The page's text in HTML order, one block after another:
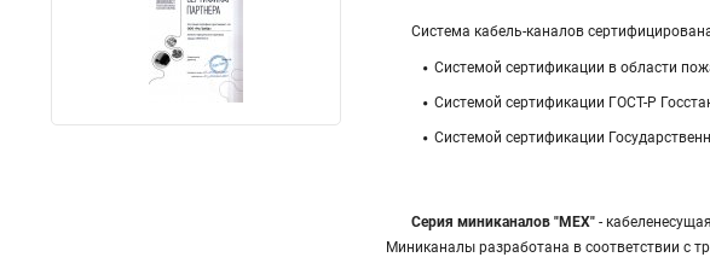
Система кабель-каналов
Системой сертификации в области
Системой сертификации ГОСТ-Р
Системой сертификации
Серия миниканалов "МЕХ" -
Миниканалы разработана в соответствии с